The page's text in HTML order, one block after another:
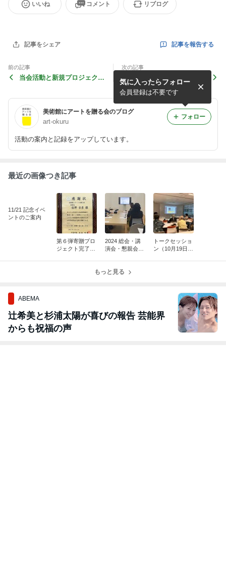
いいね コメント リブログ
記事をシェア 記事を報告する
前の記事
当会活動と新規プロジェクト
次の記事
当会の今後の予定（詳しくは
後日）
美術館にアートを贈る会のブログ
art-okuru
活動の案内と記録をアップしています。
気に入ったらフォロー
会員登録は不要です
フォロー
最近の画像つき記事
11/21 記念イベ
ントのご案内
第６弾寄贈プロ
ジェクト完了の
2024 総会・講
演会・懇親会
トークセッショ
ン（10月19日）
もっと見る
ABEMA
辻希美と杉浦太陽が喜びの報告 芸能界
からも祝福の声